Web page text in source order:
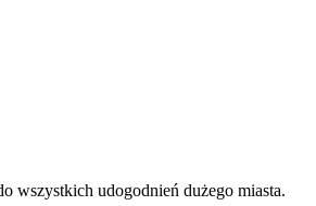
wszystkich udogodnień dużego miasta.